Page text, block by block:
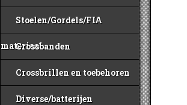
Stoelen/Gordels/FIA
materiaal
Crossbanden
Crossbrillen en toebehoren
Diverse/batterijen